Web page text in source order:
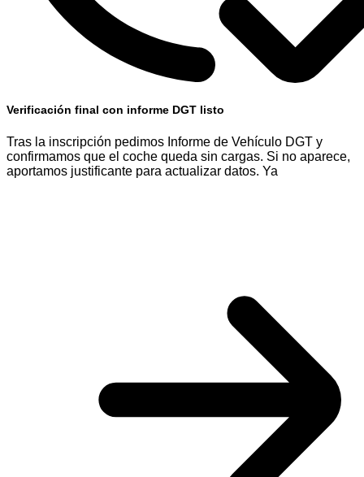
Verificación final con informe DGT listo
Tras la inscripción pedimos Informe de Vehículo DGT y
confirmamos que el coche queda sin cargas. Si no aparece,
aportamos justificante para actualizar datos. Ya